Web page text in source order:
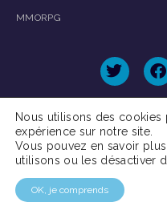
MMORPG
Retrouvez
Nous utilisons des
expérience sur notre site.
Vous pouvez en savoir
utilisons ou les désactiver
OK, je comprends